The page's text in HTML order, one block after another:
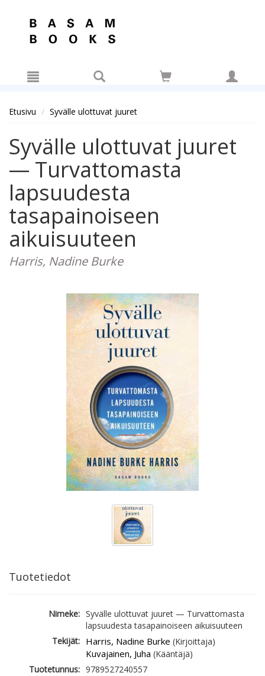
Etusivu Syvälle ulottuvat juuret
Syvälle ulottuvat juuret
— Turvattomasta
lapsuudesta
tasapainoiseen
aikuisuuteen
Harris, Nadine Burke
Tuotetiedot
Nimeke: Syvälle ulottuvat juuret — Turvattomasta
lapsuudesta tasapainoiseen aikuisuuteen
Tekijät: Harris, Nadine Burke (Kirjoittaja)
Kuvajainen, Juha (Kääntäjä)
Tuotetunnus: 9789527240557